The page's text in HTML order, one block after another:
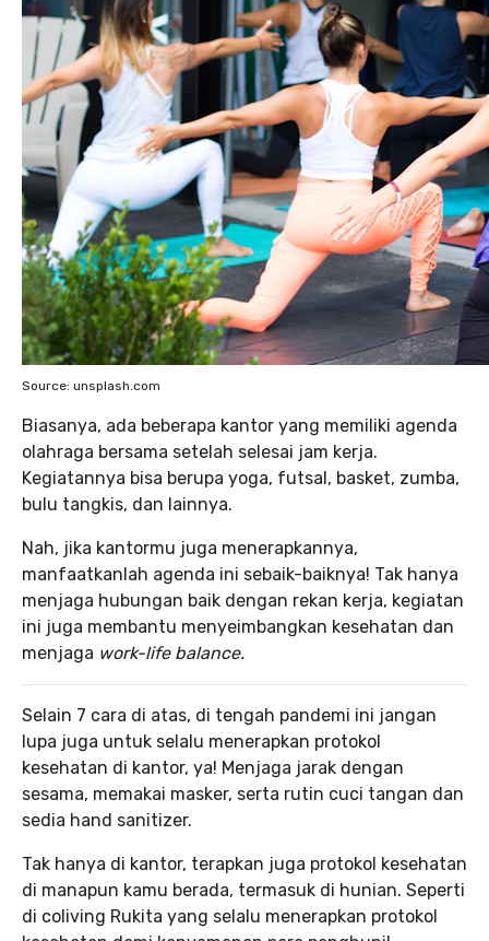
Source: unsplash.com
Biasanya, ada beberapa kantor yang memiliki agenda
olahraga bersama setelah selesai jam kerja.
Kegiatannya bisa berupa yoga, futsal, basket, zumba,
bulu tangkis, dan lainnya.
Nah, jika kantormu juga menerapkannya,
manfaatkanlah agenda ini sebaik-baiknya! Tak hanya
menjaga hubungan baik dengan rekan kerja, kegiatan
ini juga membantu menyeimbangkan kesehatan dan
menjaga work-life balance.
Selain 7 cara di atas, di tengah pandemi ini jangan
lupa juga untuk selalu menerapkan protokol
kesehatan di kantor, ya! Menjaga jarak dengan
sesama, memakai masker, serta rutin cuci tangan dan
sedia hand sanitizer.
Tak hanya di kantor, terapkan juga protokol kesehatan
di manapun kamu berada, termasuk di hunian. Seperti
di coliving Rukita yang selalu menerapkan protokol